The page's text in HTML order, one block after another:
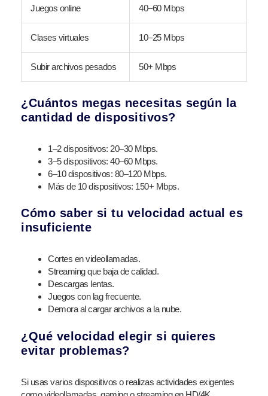
Juegos online 40–60 Mbps
Clases virtuales 10–25 Mbps
Subir archivos pesados 50+ Mbps
¿Cuántos megas necesitas según la
cantidad de dispositivos?
1–2 dispositivos: 20–30 Mbps.
3–5 dispositivos: 40–60 Mbps.
6–10 dispositivos: 80–120 Mbps.
Más de 10 dispositivos: 150+ Mbps.
Cómo saber si tu velocidad actual es
insuficiente
Cortes en videollamadas.
Streaming que baja de calidad.
Descargas lentas.
Juegos con lag frecuente.
Demora al cargar archivos a la nube.
¿Qué velocidad elegir si quieres
evitar problemas?
Si usas varios dispositivos o realizas actividades exigentes